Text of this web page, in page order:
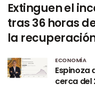
Extinguen el
tras 36 horas
la
ECONOMÍA
Espinoza
cerca del